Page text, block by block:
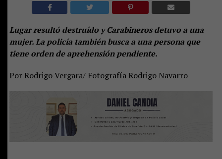
Lugar resultó destruído y Carabineros detuvo a una
mujer. La policía también busca a una persona que
tiene orden de aprehensión pendiente.
Por Rodrigo Vergara/ Fotografía Rodrigo Navarro